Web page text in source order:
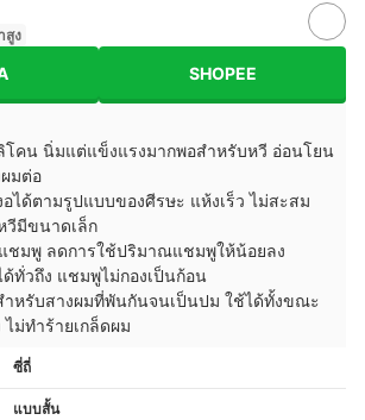
สูง
SHOPEE
โคน นิ่มแต่แข็งแรงมากพอสำหรับหวี อ่อนโยน
มต่อ
อได้ตามรูปแบบของศีรษะ แห้งเร็ว ไม่สะสม
วีมีขนาดเล็ก
ชมพู ลดการใช้ปริมาณแชมพูให้น้อยลง
ทั่วถึง แชมพูไม่กองเป็นก้อน
ำหรับสางผมที่พันกันจนเป็นปม ใช้ได้ทั้งขณะ
ม่ทำร้ายเกล็ดผม
ซี่ถี่
แบบสั้น